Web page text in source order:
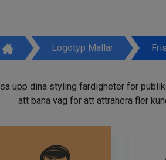
Logotyp Mallar
upp dina styling färdigheter för
att bana väg för att attrahera fler